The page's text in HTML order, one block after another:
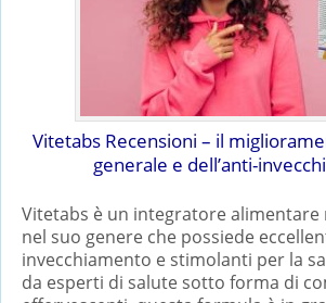
Vitetabs Recensioni – il
generale e dell’anti-
Vitetabs è un integratore alimentare
nel suo genere che possiede
invecchiamento e stimolanti per la
da esperti di salute sotto forma di